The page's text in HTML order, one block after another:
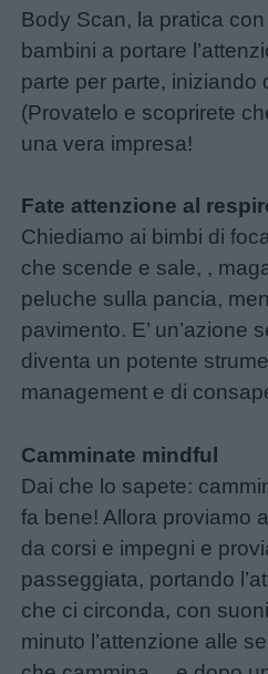
Body Scan, la pratica
bambini a portare
parte per parte, iniziando
(Provatelo e scoprirete
una vera impresa!
Fate attenzione al
Chiediamo ai bimbi di
che scende e sale, ,
peluche sulla pancia,
pavimento. E’ un’azione
diventa un potente
management e di
Camminate mindful
Dai che lo sapete:
fa bene! Allora proviamo
da corsi e impegni e
passeggiata, portando
che ci circonda, con
minuto l’attenzione alle